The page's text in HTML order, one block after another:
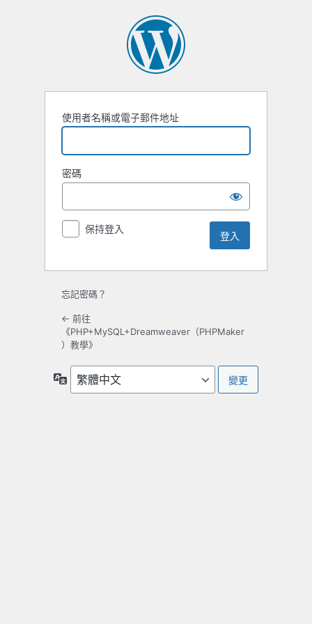
使用者名稱或電子郵件地址
密碼
保持登入
忘記密碼？
← 前往
《PHP+MySQL+Dreamweaver（PHPMaker
）教學》
言